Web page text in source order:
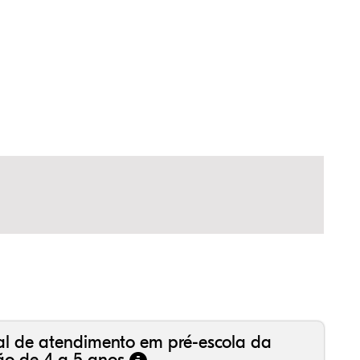
de atendimento em pré-escola da